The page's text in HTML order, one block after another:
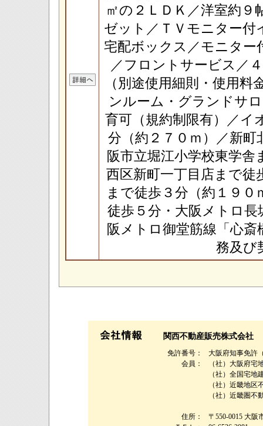
㎡の２ＬＤＫ／洋室約
ゼット／ＴＶモニター付
宅配ボックス／モニター
／フロントサービス／
（別途使用細則・使用
ンルーム・グランドサ
育可（規約制限有）／イ
分（約２７０ｍ）／新町
阪市立堀江小学校東学
西区新町一丁目店まで徒
まで徒歩３分（約１９
徒歩５分・大阪メトロ長
阪メトロ御堂筋線「心
務及び
関西不動産販売株式会社
免許番号：
大阪府知事免許
会員：
（社）大阪府宅
（社）全国宅地
（社）近畿地区
（社）近畿圏不
住所：
〒550-0015 大阪